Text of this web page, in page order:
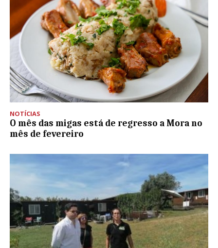
NOTÍCIAS
O mês das migas está de regresso a Mora no
mês de fevereiro